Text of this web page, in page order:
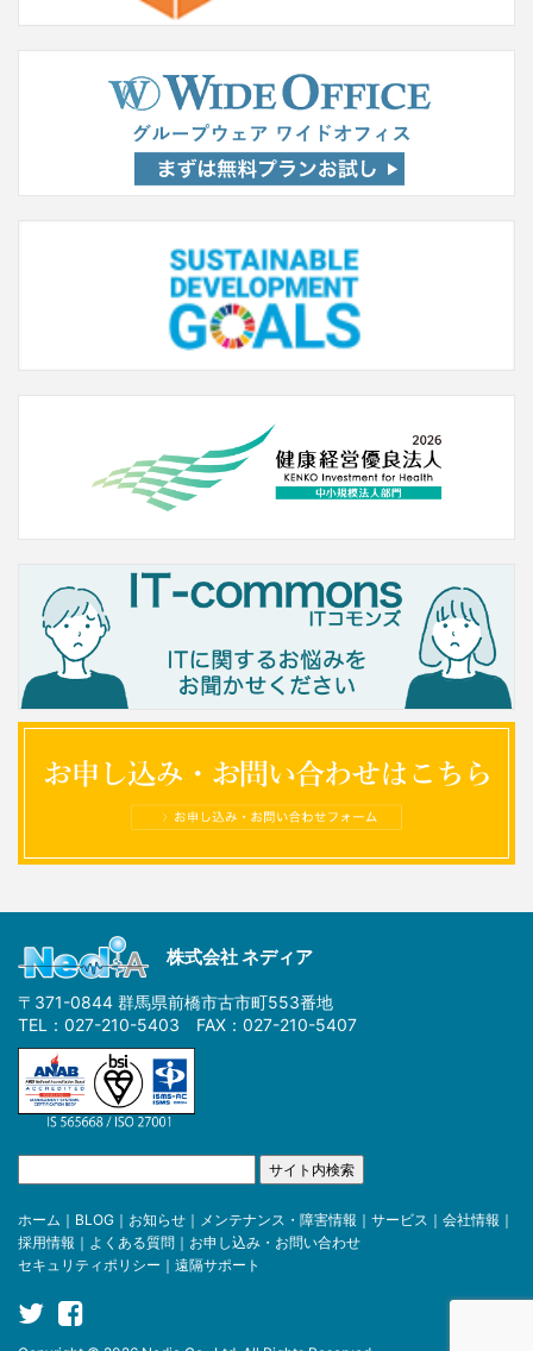
株式会社 ネディア
〒371-0844 群馬県前橋市古市町553番地
TEL：027-210-5403 FAX：027-210-5407
ホーム ｜ BLOG ｜ お知らせ ｜ メンテナンス・障害情報 ｜ サービス ｜ 会社情報 ｜
採用情報 ｜ よくある質問 ｜ お申し込み・お問い合わせ
セキュリティポリシー ｜ 遠隔サポート